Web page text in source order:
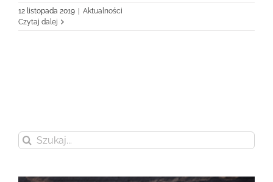
12 listopada 2019
Aktualności
Czytaj dalej
Szukaj